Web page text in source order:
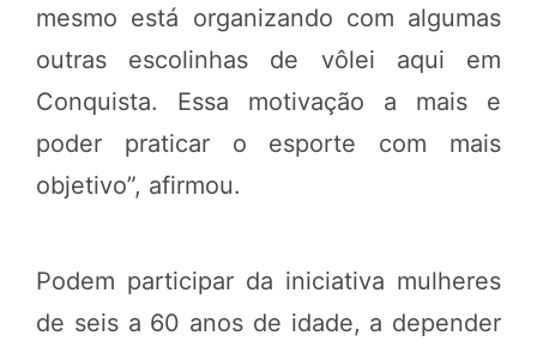
mesmo está organizando com algumas
outras escolinhas de vôlei aqui em
Conquista. Essa motivação a mais e
poder praticar o esporte com mais
objetivo”, afirmou.
Podem participar da iniciativa mulheres
de seis a 60 anos de idade, a depender